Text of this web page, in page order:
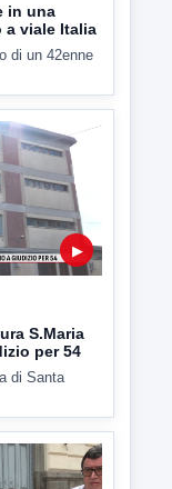
in una
a viale Italia
di un 42enne
▶
S.Maria
per 54
di Santa